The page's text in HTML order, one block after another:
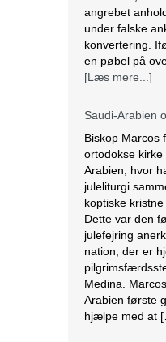
Saudi-Arabien
Biskop Marcos
ortodokse kirke
Arabien, hvor
Dette var den
julefejring
nation, der er
Medina.
Arabien første
hjælpe med at
Lesbisk par i
efter
De første
par af samme